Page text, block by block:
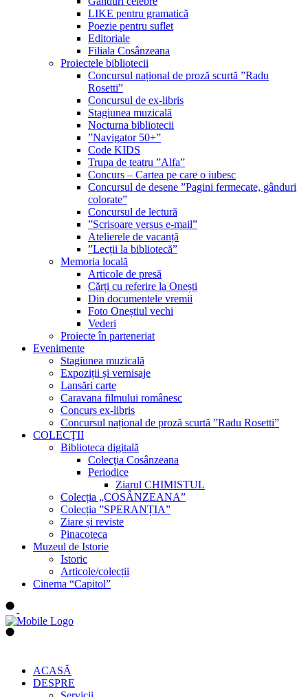
LIKE pentru gramatică
Poezie pentru suflet
Editoriale
Filiala Cosânzeana
Proiectele bibliotecii
Concursul național de proză scurtă ”Radu
Rosetti”
Concursul de ex-libris
Stagiunea muzicală
Nocturna bibliotecii
”Navigator 50+”
Code KIDS
Trupa de teatru ”Alfa”
Concurs – Cartea pe care o iubesc
Concursul de desene ”Pagini fermecate, gânduri
colorate”
Concursul de lectură
”Scrisoare versus e-mail”
Atelierele de vacanță
”Lecții la bibliotecă”
Memoria locală
Articole de presă
Cărți cu referire la Onești
Din documentele vremii
Foto Oneștiul vechi
Vederi
Proiecte în parteneriat
Evenimente
Stagiunea muzicală
Expoziții și vernisaje
Lansări carte
Caravana filmului românesc
Concurs ex-libris
Concursul național de proză scurtă ”Radu Rosetti”
COLECŢII
Biblioteca digitală
Colecţia Cosânzeana
Periodice
Ziarul CHIMISTUL
Colecția „COSÂNZEANA”
Colecția ”SPERANȚIA”
Ziare și reviste
Pinacoteca
Muzeul de Istorie
Istoric
Articole/colecții
Cinema “Capitol”
ACASĂ
DESPRE